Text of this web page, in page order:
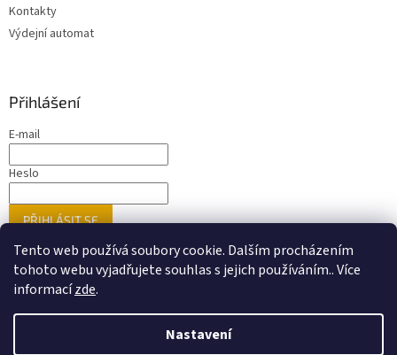
Tento web používá soubory cookie. Dalším procházením
tohoto webu vyjadřujete souhlas s jejich používáním.. Více
informacízde.
Nastavení
Kontakty
Výdejní automat
Přihlášení
E-mail
Heslo
PŘIHLÁSIT SE
Nová registraceZapomenuté heslo
Nastavil tým EshopyUmíme.cz